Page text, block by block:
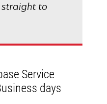
straight to
Service
days